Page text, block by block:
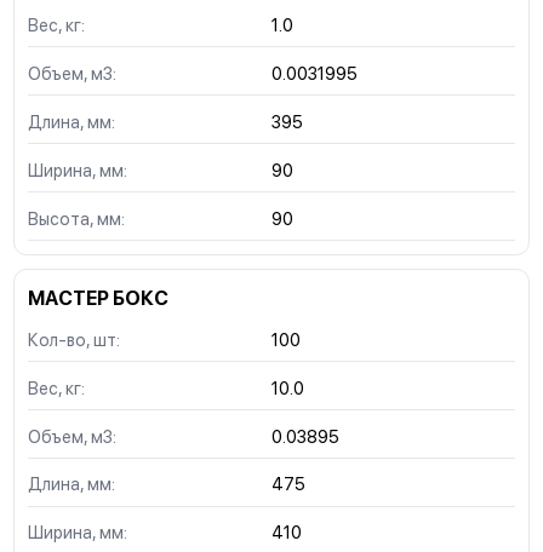
Вес, кг: 1.0
Объем, м3: 0.0031995
Длина, мм: 395
Ширина, мм: 90
Высота, мм: 90
МАСТЕР БОКС
Кол-во, шт: 100
Вес, кг: 10.0
Объем, м3: 0.03895
Длина, мм: 475
Ширина, мм: 410